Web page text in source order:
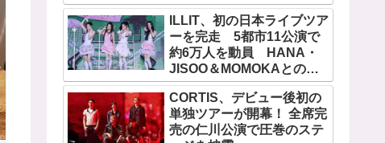
宿で開催 限定グッズも登
場ILLIT、初の日本ライブツア
ーを完走 5都市11公演で
約6万人を動員 HANA・
JISOO＆MOMOKAとのス
ペシャルコラボも実現
CORTIS、デビュー後初の
単独ツアーが開幕！ 全席完
売の仁川公演で圧巻のステ